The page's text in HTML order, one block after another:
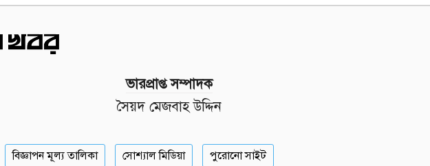
ভারপ্রাপ্ত সম্পাদক
সৈয়দ মেজবাহ উদ্দিন
বিজ্ঞাপন মূল্য তালিকা সোশ্যাল মিডিয়া পুরোনো সাইট